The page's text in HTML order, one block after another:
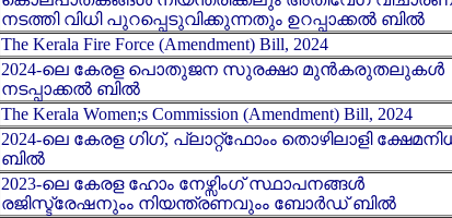
നടത്തി വിധി പുറപ്പെടുവിക്കുന്നതും ഉറപ്പാക്കൽ ബിൽ
The Kerala Fire Force (Amendment) Bill, 2024
2024-ലെ കേരള പൊതുജന സുരക്ഷാ മുൻ‍കരുതലുകൾ
നടപ്പാക്കൽ ബിൽ
The Kerala Women;s Commission (Amendment) Bill, 2024
2024-ലെ കേരള ഗിഗ്, പ്ലാറ്റ്ഫോംം തൊഴിലാളി
ബിൽ
2023-ലെ കേരള ഹോം നേഴ്സിംഗ് സ്ഥാപനങ്ങൾ
രജിസ്ട്രേഷനുംം നിയന്ത്രണവുംം ബോർഡ് ബിൽ